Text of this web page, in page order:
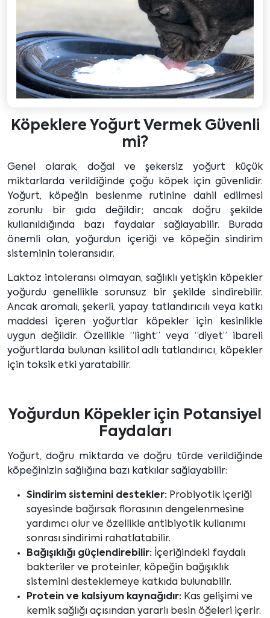
Köpeklere Yoğurt Vermek Güvenli
mi?
Genel olarak, doğal ve şekersiz yoğurt küçük
miktarlarda verildiğinde çoğu köpek için güvenlidir.
Yoğurt, köpeğin beslenme rutinine dahil edilmesi
zorunlu bir gıda değildir; ancak doğru şekilde
kullanıldığında bazı faydalar sağlayabilir. Burada
önemli olan, yoğurdun içeriği ve köpeğin sindirim
sisteminin toleransıdır.
Laktoz intoleransı olmayan, sağlıklı yetişkin köpekler
yoğurdu genellikle sorunsuz bir şekilde sindirebilir.
Ancak aromalı, şekerli, yapay tatlandırıcılı veya katkı
maddesi içeren yoğurtlar köpekler için kesinlikle
uygun değildir. Özellikle “light” veya “diyet” ibareli
yoğurtlarda bulunan ksilitol adlı tatlandırıcı, köpekler
için toksik etki yaratabilir.
Yoğurdun Köpekler için Potansiyel
Faydaları
Yoğurt, doğru miktarda ve doğru türde verildiğinde
köpeğinizin sağlığına bazı katkılar sağlayabilir:
Sindirim sistemini destekler: Probiyotik içeriği
sayesinde bağırsak florasının dengelenmesine
yardımcı olur ve özellikle antibiyotik kullanımı
sonrası sindirimi rahatlatabilir.
Bağışıklığı güçlendirebilir: İçeriğindeki faydalı
bakteriler ve proteinler, köpeğin bağışıklık
sistemini desteklemeye katkıda bulunabilir.
Protein ve kalsiyum kaynağıdır: Kas gelişimi ve
kemik sağlığı açısından yararlı besin öğeleri içerir.